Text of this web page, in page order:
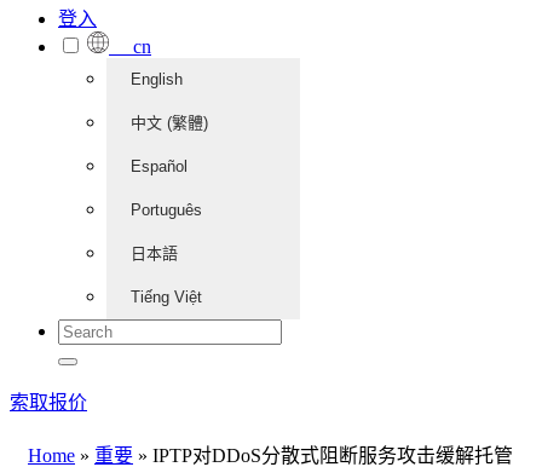
登入
cn
English
中文 (繁體)
Español
Português
日本語
Tiếng Việt
索取报价
Home » 重要 » IPTP对DDoS分散式阻断服务攻击缓解托管